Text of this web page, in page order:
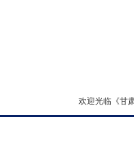
欢迎光临《甘